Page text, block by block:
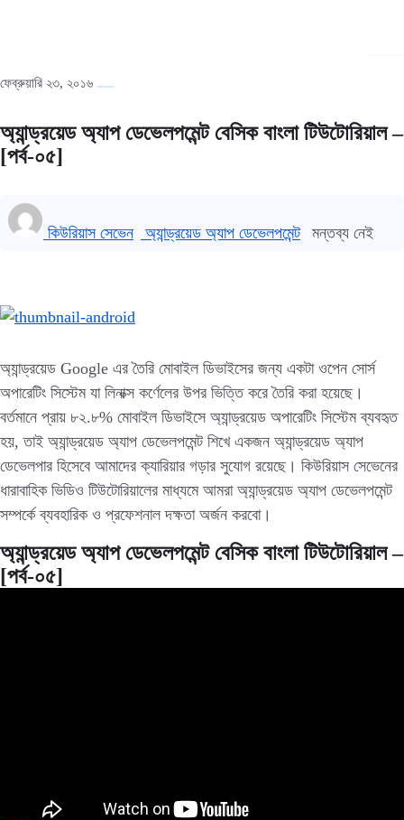
ফেব্রুয়ারি ২৩, ২০১৬
অ্যান্ড্রয়েড অ্যাপ ডেভেলপমেন্ট বেসিক বাংলা টিউটোরিয়াল –
[পর্ব-০৫]
কিউরিয়াস সেভেন অ্যান্ড্রয়েড অ্যাপ ডেভেলপমেন্ট মন্তব্য নেই
অ্যান্ড্রয়েড Google এর তৈরি মোবাইল ডিভাইসের জন্য একটা ওপেন সোর্স
অপারেটিং সিস্টেম যা লিনাক্স কর্ণেলের উপর ভিত্তি করে তৈরি করা হয়েছে।
বর্তমানে প্রায় ৮২.৮% মোবাইল ডিভাইসে অ্যান্ড্রয়েড অপারেটিং সিস্টেম ব্যবহৃত
হয়, তাই অ্যান্ড্রয়েড অ্যাপ ডেভেলপমেন্ট শিখে একজন অ্যান্ড্রয়েড অ্যাপ
ডেভেলপার হিসেবে আমাদের ক্যারিয়ার গড়ার সুযোগ রয়েছে। কিউরিয়াস সেভেনের
ধারাবাহিক ভিডিও টিউটোরিয়ালের মাধ্যমে আমরা অ্যান্ড্রয়েড অ্যাপ ডেভেলপমেন্ট
সম্পর্কে ব্যবহারিক ও প্রফেশনাল দক্ষতা অর্জন করবো।
অ্যান্ড্রয়েড অ্যাপ ডেভেলপমেন্ট বেসিক বাংলা টিউটোরিয়াল –
[পর্ব-০৫]